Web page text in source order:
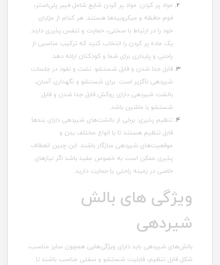
مواد پر کردن: مواد پر کردن شایع شامل فیبر پلی‌استر،
فوم حافظه و میکروبیدها هستند. هر کدام از مزایای
خود را در ارتباط با سختی، حمایت و تنفس پذیری دارند.
یک ماده پر کردن را انتخاب کنید که ترکیب مناسبی از
راحتی و پایداری برای شما و کودکتان ارائه دهد.
قابل جدا شدن و قابل شستشو: نشت و نفوذ در جلسات
شیردهی ناگزیر است. برای شستشو و نگهداری آسان،
بالشت شیردهی دارای روکش قابل جدا شدن و قابل
شستشو با ماشین باشد.
تنظیم پذیری: برخی از بالشت‌های شیردهی دارای بندها
قابل تنظیم هستند تا با انواع مختلف بدن و
موقعیت‌های شیردهی سازگار باشند. این چنین انعطاف
پذیری ممکن است به خصوص مفید باشد اگر نیازهای
خاصی در زمینه راحتی یا حمایت دارید.
ویژگی های بالش
شیردهی
بالش‌های شیردهی باید دارای ویژگی‌هایی همچون سایز مناسب،
شکل قابل تنظیم، قابلیت شستشو و سفتی مناسب باشند تا